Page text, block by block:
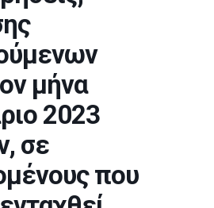
μήνα
2023
σε
που